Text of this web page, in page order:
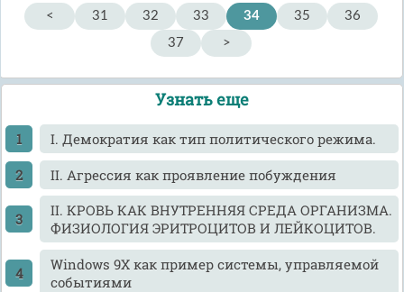
< 31 32 33 34 35
36
37
>
Узнать еще
I. Демократия как тип политического режима.
II. Агрессия как проявление побуждения
II. КРОВЬ КАК ВНУТРЕННЯЯ СРЕДА ОРГАНИЗМА.
ФИЗИОЛОГИЯ ЭРИТРОЦИТОВ И ЛЕЙКОЦИТОВ.
Windows 9X как пример системы, управляемой
событиями